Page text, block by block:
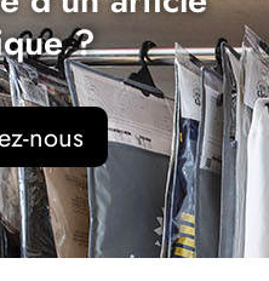
?
nous